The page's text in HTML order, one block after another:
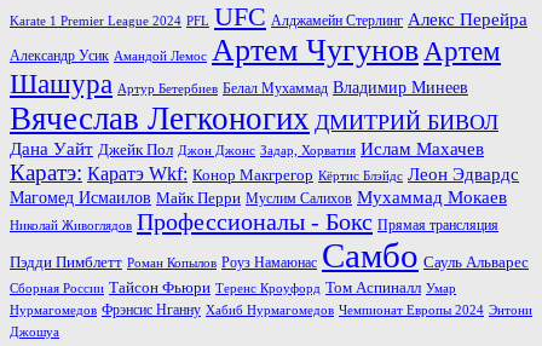
Karate 1 Premier League 2024 PFL UFC Алджамейн Стерлинг Алекс Перейра
Александр Усик Амандой Лемос Артем Чугунов Артем
Шашура Артур Бетербиев Белал Мухаммад Владимир Минеев
Вячеслав Легконогих ДМИТРИЙ БИВОЛ
Дана Уайт Джейк Пол Джон Джонс Задар, Хорватия Ислам Махачев
Каратэ: Каратэ Wkf: Конор Макгрегор Кёртис Блэйдс Леон Эдвардс
Магомед Исмаилов Майк Перри Муслим Салихов Мухаммад Мокаев
Николай Живоглядов Профессионалы - Бокс Прямая трансляция
Пэдди Пимблетт Роман Копылов Роуз Намаюнас Самбо Сауль Альварес
Сборная России Тайсон Фьюри Теренс Кроуфорд Том Аспиналл Умар
Нурмагомедов Фрэнсис Нганну Хабиб Нурмагомедов Чемпионат Европы 2024 Энтони
Джошуа